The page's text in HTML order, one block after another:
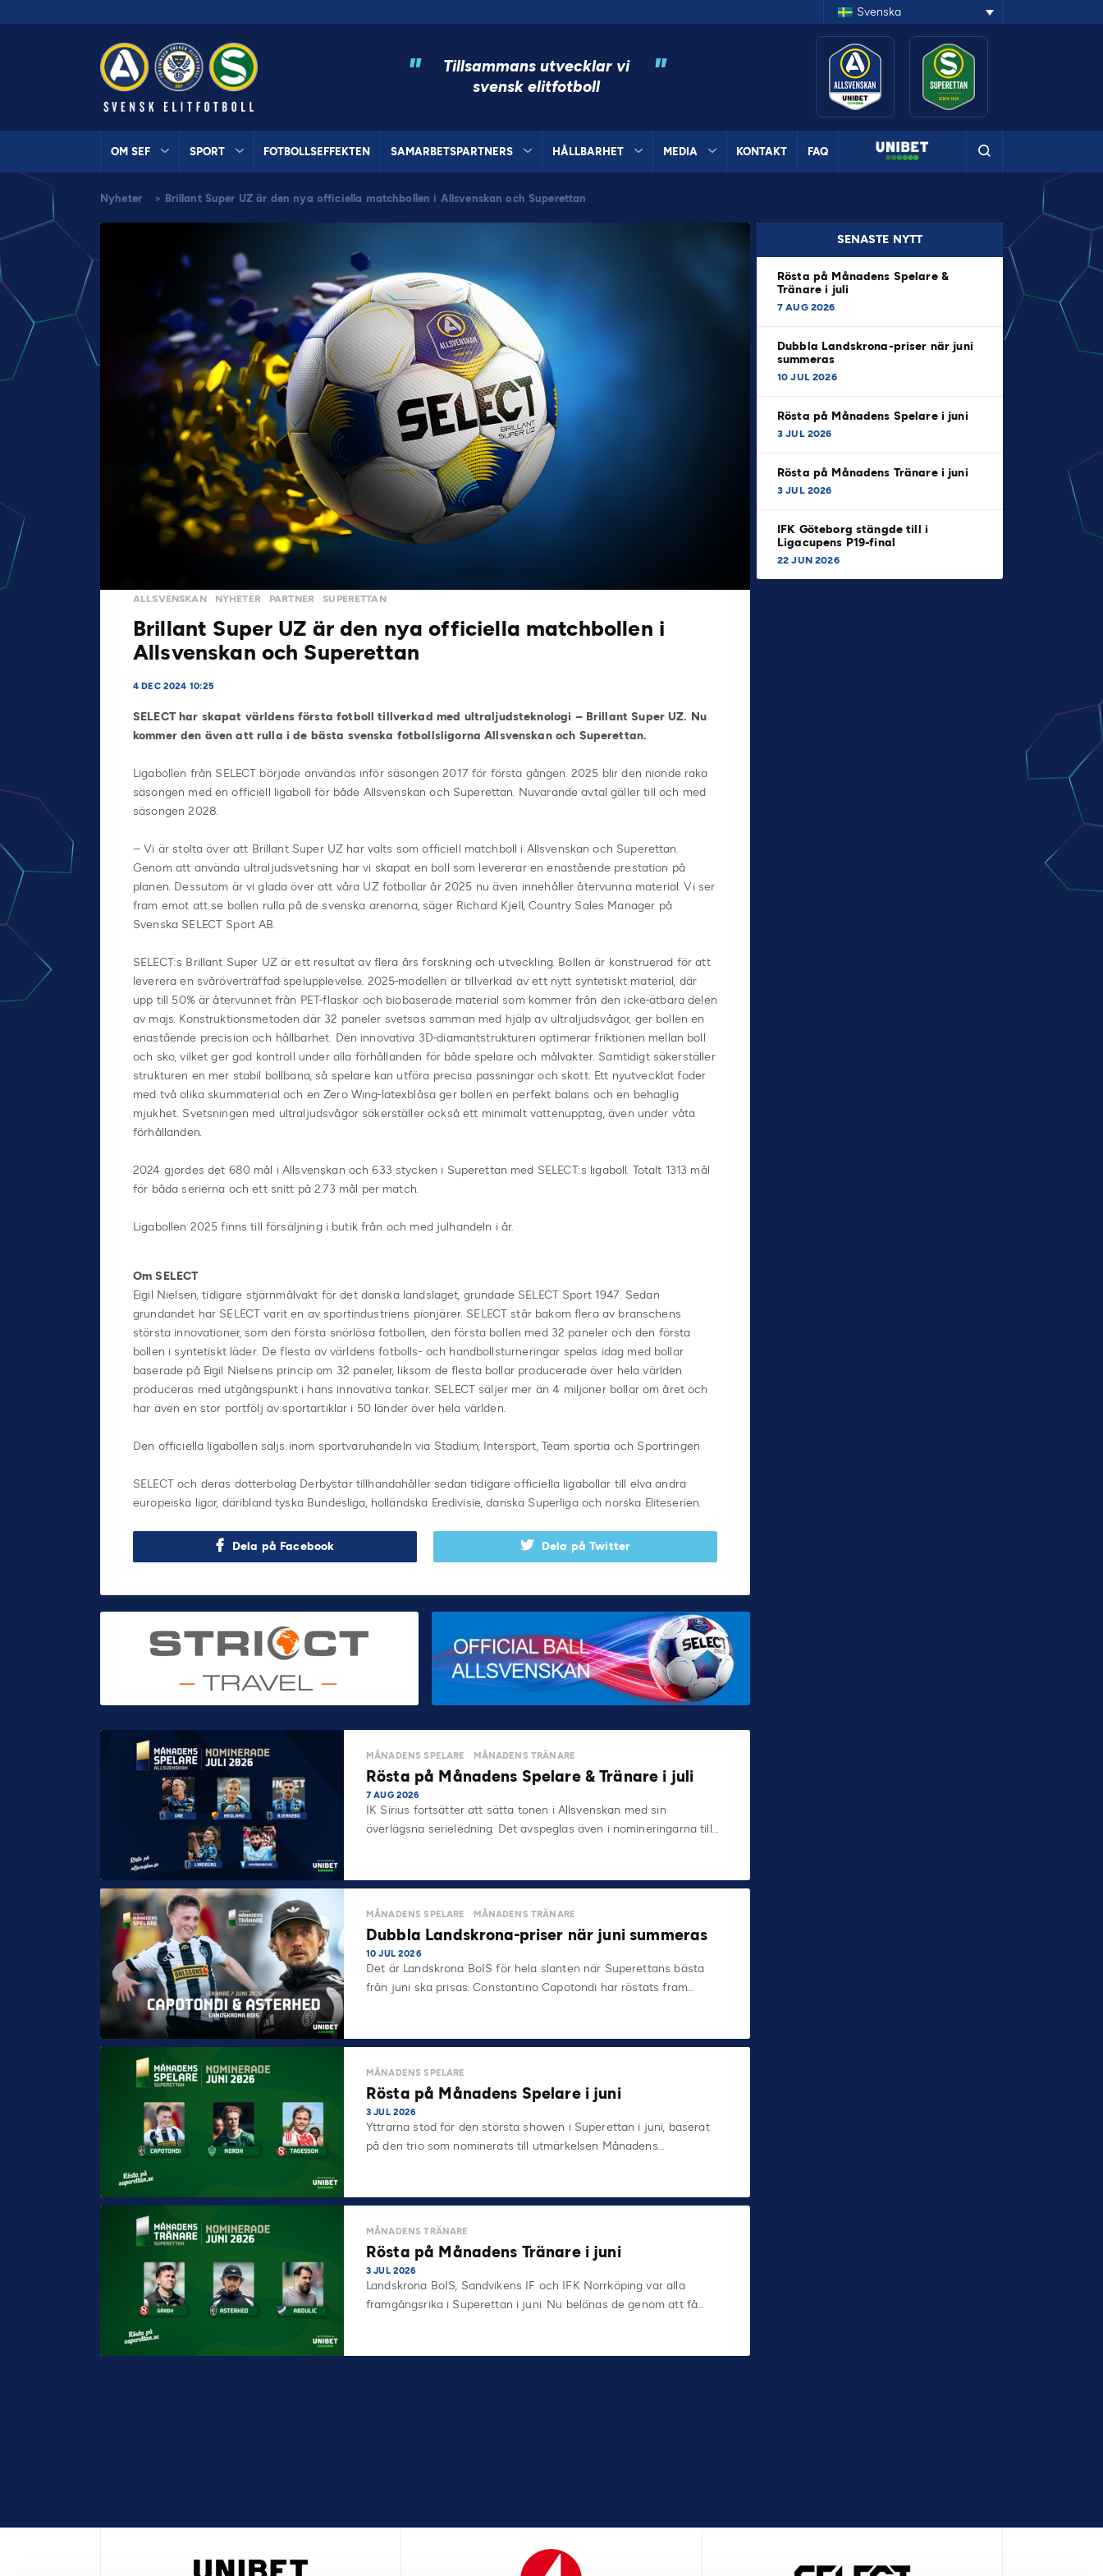
Svenska
"
Tillsammans utvecklar vi
svensk elitfotboll
"
OM SEF SPORT FOTBOLLSEFFEKTEN SAMARBETSPARTNERS HÅLLBARHET MEDIA KONTAKT FAQ
Nyheter > Brillant Super UZ är den nya officiella matchbollen i Allsvenskan och Superettan
ALLSVENSKAN NYHETER PARTNER SUPERETTAN
Brillant Super UZ är den nya officiella matchbollen i
Allsvenskan och Superettan
4 DEC 2024 10:25
SELECT har skapat världens första fotboll tillverkad med ultraljudsteknologi – Brillant Super UZ. Nu
kommer den även att rulla i de bästa svenska fotbollsligorna Allsvenskan och Superettan.
Ligabollen från SELECT började användas inför säsongen 2017 för första gången. 2025 blir den nionde raka
säsongen med en officiell ligaboll för både Allsvenskan och Superettan. Nuvarande avtal gäller till och med
säsongen 2028.
– Vi är stolta över att Brillant Super UZ har valts som officiell matchboll i Allsvenskan och Superettan.
Genom att använda ultraljudsvetsning har vi skapat en boll som levererar en enastående prestation på
planen. Dessutom är vi glada över att våra UZ fotbollar år 2025 nu även innehåller återvunna material. Vi ser
fram emot att se bollen rulla på de svenska arenorna, säger Richard Kjell, Country Sales Manager på
Svenska SELECT Sport AB.
SELECT:s Brillant Super UZ är ett resultat av flera års forskning och utveckling. Bollen är konstruerad för att
leverera en svåröverträffad spelupplevelse. 2025-modellen är tillverkad av ett nytt syntetiskt material, där
upp till 50% är återvunnet från PET-flaskor och biobaserade material som kommer från den icke-ätbara delen
av majs. Konstruktionsmetoden där 32 paneler svetsas samman med hjälp av ultraljudsvågor, ger bollen en
enastående precision och hållbarhet. Den innovativa 3D-diamantstrukturen optimerar friktionen mellan boll
och sko, vilket ger god kontroll under alla förhållanden för både spelare och målvakter. Samtidigt säkerställer
strukturen en mer stabil bollbana, så spelare kan utföra precisa passningar och skott. Ett nyutvecklat foder
med två olika skummaterial och en Zero Wing-latexblåsa ger bollen en perfekt balans och en behaglig
mjukhet. Svetsningen med ultraljudsvågor säkerställer också ett minimalt vattenupptag, även under våta
förhållanden.
2024 gjordes det 680 mål i Allsvenskan och 633 stycken i Superettan med SELECT:s ligaboll. Totalt 1313 mål
för båda serierna och ett snitt på 2.73 mål per match.
Ligabollen 2025 finns till försäljning i butik från och med julhandeln i år.
Om SELECT
Eigil Nielsen, tidigare stjärnmålvakt för det danska landslaget, grundade SELECT Sport 1947. Sedan
grundandet har SELECT varit en av sportindustriens pionjärer. SELECT står bakom flera av branschens
största innovationer, som den första snörlösa fotbollen, den första bollen med 32 paneler och den första
bollen i syntetiskt läder. De flesta av världens fotbolls- och handbollsturneringar spelas idag med bollar
baserade på Eigil Nielsens princip om 32 paneler, liksom de flesta bollar producerade över hela världen
produceras med utgångspunkt i hans innovativa tankar. SELECT säljer mer än 4 miljoner bollar om året och
har även en stor portfölj av sportartiklar i 50 länder över hela världen.
Den officiella ligabollen säljs inom sportvaruhandeln via Stadium, Intersport, Team sportia och Sportringen
SELECT och deras dotterbolag Derbystar tillhandahåller sedan tidigare officiella ligabollar till elva andra
europeiska ligor, däribland tyska Bundesliga, holländska Eredivisie, danska Superliga och norska Eliteserien.
Dela på Facebook Dela på Twitter
SENASTE NYTT
Rösta på Månadens Spelare &
Tränare i juli
7 AUG 2026
Dubbla Landskrona-priser när juni
summeras
10 JUL 2026
Rösta på Månadens Spelare i juni
3 JUL 2026
Rösta på Månadens Tränare i juni
3 JUL 2026
IFK Göteborg stängde till i
Ligacupens P19-final
22 JUN 2026
MÅNADENS SPELARE MÅNADENS TRÄNARE
Rösta på Månadens Spelare & Tränare i juli
7 AUG 2026
IK Sirius fortsätter att sätta tonen i Allsvenskan med sin
överlägsna serieledning. Det avspeglas även i nomineringarna till…
MÅNADENS SPELARE MÅNADENS TRÄNARE
Dubbla Landskrona-priser när juni summeras
10 JUL 2026
Det är Landskrona BoIS för hela slanten när Superettans bästa
från juni ska prisas. Constantino Capotondi har röstats fram…
MÅNADENS SPELARE
Rösta på Månadens Spelare i juni
3 JUL 2026
Yttrarna stod för den största showen i Superettan i juni, baserat
på den trio som nominerats till utmärkelsen Månadens…
MÅNADENS TRÄNARE
Rösta på Månadens Tränare i juni
3 JUL 2026
Landskrona BoIS, Sandvikens IF och IFK Norrköping var alla
framgångsrika i Superettan i juni. Nu belönas de genom att få…